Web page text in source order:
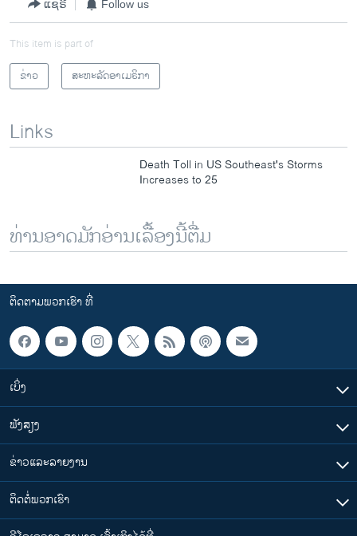
ແຊຣ໌ Follow us
This item is part of
ຂ່າວ
ສະຫະລັດອາເມຣິກາ
Links
Death Toll in US Southeast's Storms
Increases to 25
ທ່ານອາດມັກອ່ານເລື້ອງນີ້ຕື່ມ
ຕິດຕາມພວກເຮົາ ທີ່
ເບິ່ງ
ຟັງສຽງ
ຂ່າວແລະລາຍງານ
ຕິດຕໍ່ພວກເຮົາ